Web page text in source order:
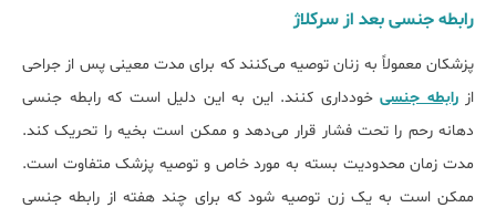
رابطه جنسی بعد از سرکلاژ
پزشکان معمولاً به زنان توصیه می‌کنند که برای مدت معینی پس از جراحی
ازرابطه جنسی خودداری کنند. این به این دلیل است که رابطه جنسی
دهانه رحم را تحت فشار قرار می‌دهد و ممکن است بخیه را تحریک کند.
مدت زمان محدودیت بسته به مورد خاص و توصیه پزشک متفاوت است.
ممکن است به یک زن توصیه شود که برای چند هفته از رابطه جنسی